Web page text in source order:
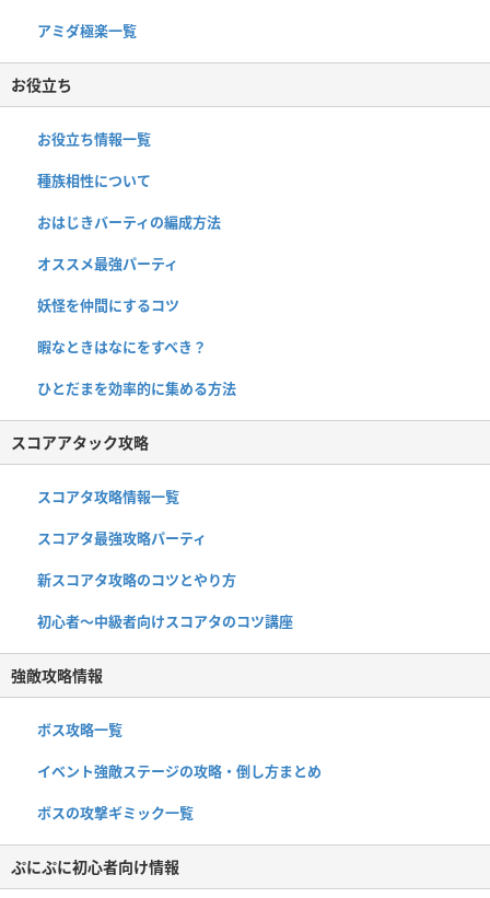
アミダ極楽一覧
お役立ち
お役立ち情報一覧
種族相性について
おはじきバーティの編成方法
オススメ最強パーティ
妖怪を仲間にするコツ
暇なときはなにをすべき？
ひとだまを効率的に集める方法
スコアアタック攻略
スコアタ攻略情報一覧
スコアタ最強攻略パーティ
新スコアタ攻略のコツとやり方
初心者〜中級者向けスコアタのコツ講座
強敵攻略情報
ボス攻略一覧
イベント強敵ステージの攻略・倒し方まとめ
ボスの攻撃ギミック一覧
ぷにぷに初心者向け情報